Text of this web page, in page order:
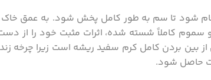
شود تا سم به طور کامل پخش شود. به عمق خاک
و سموم کاملاً شسته شده، اثرات مثبت خود را از
بین بردن کامل کرم سفید ریشه است زیرا چرخه
حاصل شود.